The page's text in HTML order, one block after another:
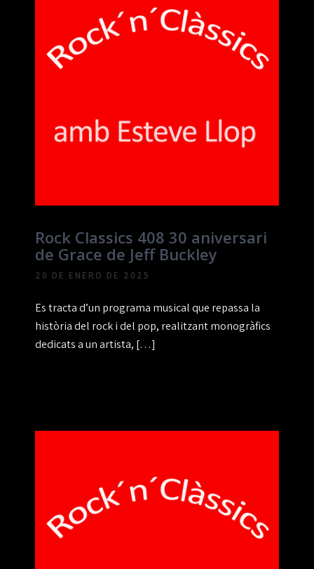
Rock Classics 408 30 aniversari
de Grace de Jeff Buckley
20 DE ENERO DE 2025
Es tracta d’un programa musical que repassa la
història del rock i del pop, realitzant monogràfics
dedicats a un artista, […]